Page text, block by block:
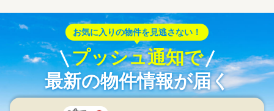
お気に入りの物件を見逃さない！
プッシュ通知で
最新の物件情報が届く